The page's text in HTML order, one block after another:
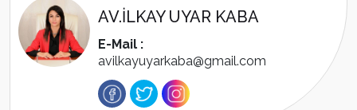
AV.İLKAY UYAR KABA
E-Mail :
avilkayuyarkaba@gmail.com